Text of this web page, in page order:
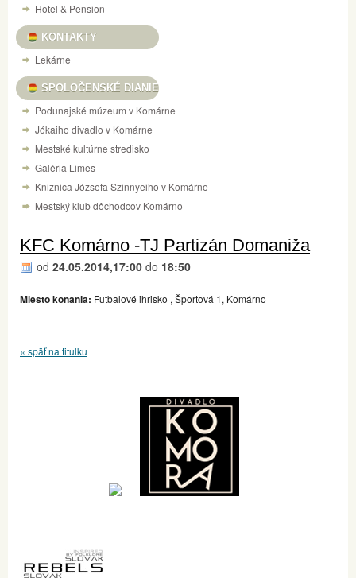
Hotel & Pension
KONTAKTY
Lekárne
SPOLOČENSKÉ DIANIE
Podunajské múzeum v Komárne
Jókaiho divadlo v Komárne
Mestské kultúrne stredisko
Galéria Limes
Knižnica Józsefa Szinnyeiho v Komárne
Mestský klub dôchodcov Komárno
KFC Komárno -TJ Partizán Domaniža
od 24.05.2014,17:00 do 18:50
Miesto konania: Futbalové ihrisko , Športová 1, Komárno
« späť na titulku